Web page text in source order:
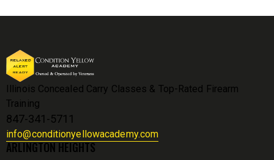
Illinois Concealed Carry Classes & Top-Rated Firearm
Training
847-341-5711
info@conditionyellowacademy.com
ARLINGTON HEIGHTS